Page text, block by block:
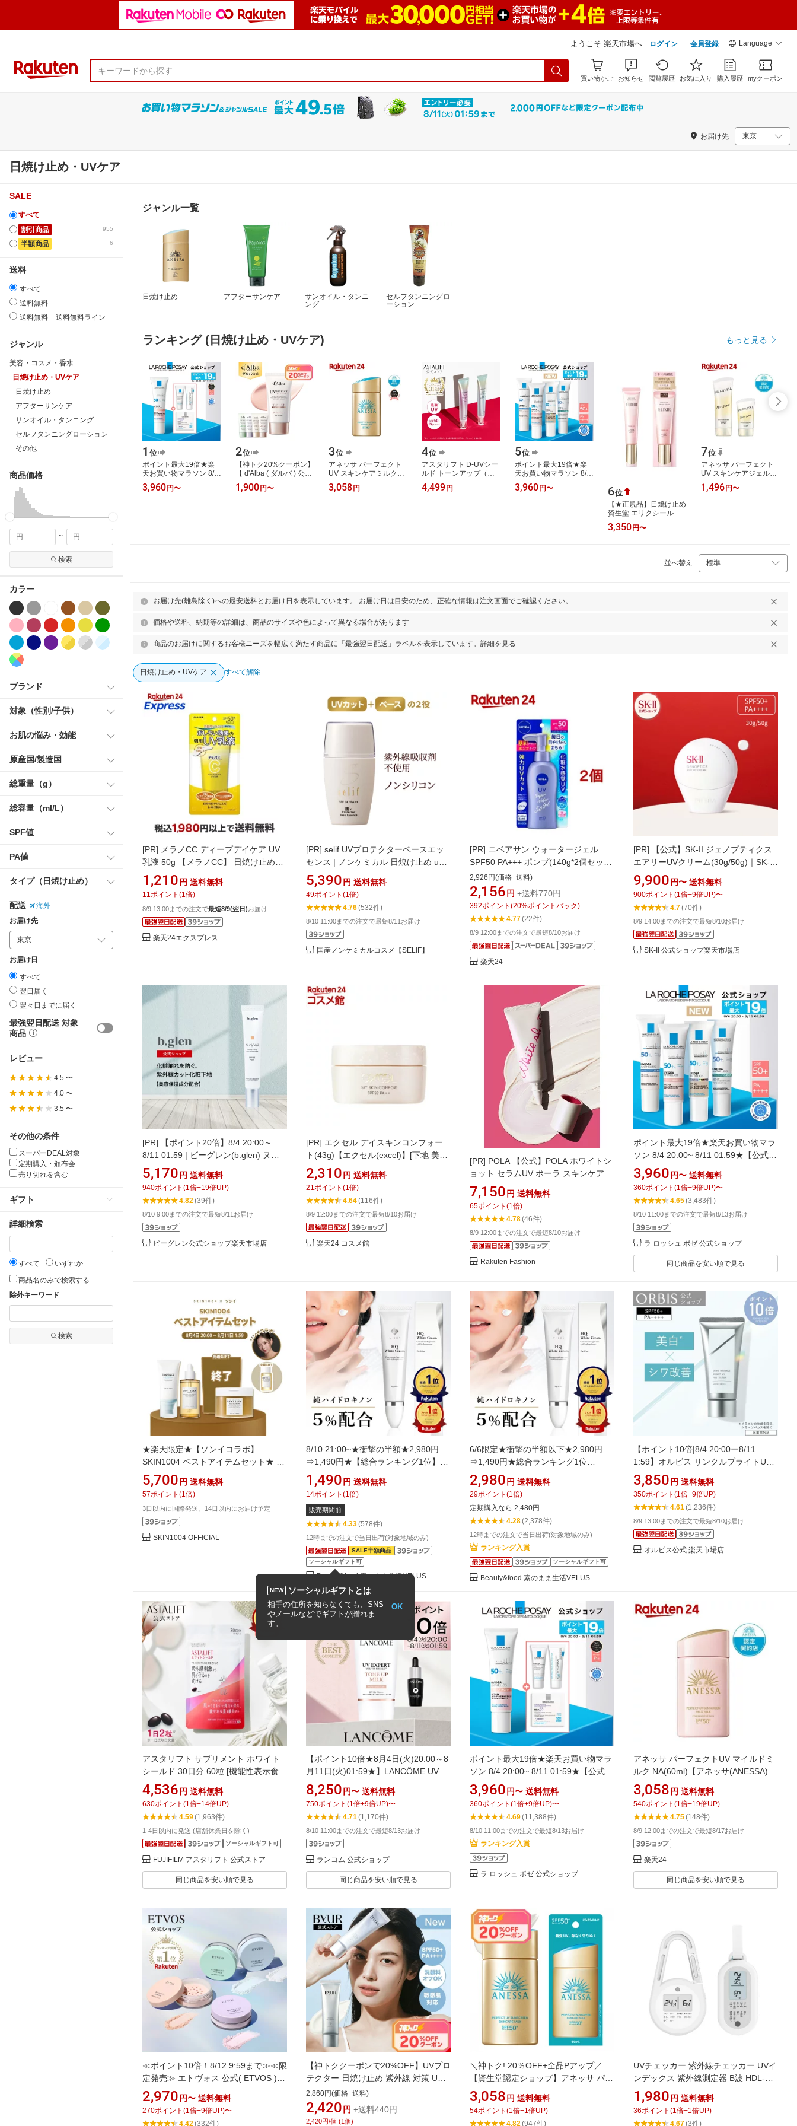
ようこそ 楽天市場へ ログイン 会員登録 Language
買い物かご お知らせ 閲覧履歴 お気に入り 購入履歴 myクーポン
お届け先
日焼け止め・UVケア
SALE
すべて
955
割引商品
6
半額商品
送料
すべて
送料無料
送料無料 + 送料無料ライン
ジャンル
美容・コスメ・香水
日焼け止め・UVケア
日焼け止め
アフターサンケア
サンオイル・タンニング
セルフタンニングローション
その他
商品価格
~
検索
カラー
ブランド
対象（性別/子供）
お肌の悩み・効能
原産国/製造国
総重量（g）
総容量（ml/L）
SPF値
PA値
タイプ（日焼け止め）
配送
海外
お届け先
お届け日
すべて
翌日届く
翌々日までに届く
最強翌日配送 対象
商品
レビュー
4.5 〜
4.0 〜
3.5 〜
その他の条件
スーパーDEAL対象
定期購入・頒布会
売り切れを含む
ギフト
詳細検索
すべて
いずれか
商品名のみで検索する
除外キーワード
検索
ジャンル一覧
日焼け止め アフターサンケア
サンオイル・タンニ
ング
セルフタンニングロ
ーション
ランキング (日焼け止め・UVケア) もっと見る
1 位
ポイント最大19倍★楽
天お買い物マラソン 8/4
20:00~ 8/11
01:59★【公式】楽天限
3,960 円〜
2位
【神トク20%クーポン】
【 d'Alba ( ダルバ ) 公式
】【 選べる トーンアッ
プUV下地 SPF50+
1,900 円〜
3位
アネッサ パーフェクト
UV スキンケアミルク
NA(60ml)【アネッサ
(ANESSA)】[UVミルク
3,058 円
4位
アスタリフト D-UVシー
ルド トーンアップ（全2
色）30g [SPF50+ /
PA++++]【FUJIFILM 公
4,499 円
5位
ポイント最大19倍★楽
天お買い物マラソン 8/4
20:00~ 8/11
01:59★【公式】UVイデ
3,960 円〜 6位
【★正規品】日焼け止め
資生堂 エリクシール シ
ュペリエル デーケアレ
ボリューション トーン
3,350円〜
7位
アネッサ パーフェクト
UV スキンケアジェル
NB(40g or 90g)【アネッ
サ(ANESSA)】[日焼け止
1,496 円〜
並べ替え
お届け先(離島除く)への最安送料とお届け日を表示しています。 お届け日は目安のため、正確な情報は注文画面でご確認ください。
価格や送料、納期等の詳細は、商品のサイズや色によって異なる場合があります
商品のお届けに関するお客様ニーズを幅広く満たす商品に「最強翌日配送」ラベルを表示しています。 詳細を見る
日焼け止め・UVケア すべて解除
[PR] メラノCC ディープデイケア UV
乳液 50g 【メラノCC】 日焼け止めミ
ルク
1,210円 送料無料
11 ポイント (1 倍)
8/9 13:00までの注文で最短8/9(翌日)お届け
楽天24エクスプレス
[PR] selif UVプロテクターベースエッ
センス | ノンケミカル 日焼け止め uv
ベース アルコールフリー エイジング
ケア 紫外線吸収剤不使用 合成界面活
性剤不使用 敏感肌 化粧下地 ニキビ 乾
燥肌 アトピー 子供 敏感肌 無添加 オー
ガニック
5,390円 送料無料
49ポイント (1 倍)
4.76(532件)
8/10 11:00までの注文で最短8/11お届け
国産ノンケミカルコスメ【SELIF】
[PR] ニベアサン ウォータージェル
SPF50 PA+++ ポンプ(140g*2個セッ
ト)【ニベア】[日焼け止め 下地 uv uv
カット UVケア 保湿 保湿]
2,926円(価格+送料)
2,156円 +送料770円
392ポイント (20%ポイントバック)
4.77(22件)
8/9 12:00までの注文で最短8/10お届け
楽天24
[PR]
【公式】SK-II ジェノプティクス
エアリーUVクリーム(30g/50g)｜SK-2
/ SK-II（エスケーツー） 正規品 送料無
料 SK2 SKII UVケア スキンケア トー
ンアップ 下地 誕生日 女性 化粧品 コス
メ 妻 誕生日 化粧下地 ベース uv ケア
紫外線対策
9,900円〜 送料無料
900ポイント (1 倍+9倍UP)〜
4.7(70件)
8/9 14:00までの注文で最短8/10お届け
SK-II 公式ショップ楽天市場店
[PR]
【ポイント20倍】8/4 20:00～
8/11 01:59 | ビーグレン(b.glen) ヌー
ディーヴェール 化粧下地 20g UVカッ
ト 日焼け止め SPF36, PA++ 美容保湿
成分配合 ヒアルロン酸 コラーゲン 紫
外線 日焼け シミ ソバカス コスメ スキ
ンケア 化粧品（公式ショップ）
5,170円 送料無料
940ポイント (1 倍+19倍UP)
4.82 (39件)
8/10 9:00までの注文で最短8/11お届け
ビーグレン公式ショップ楽天市場店
[PR] エクセル デイスキンコンフォー
ト(43g)【エクセル(excel)】[下地 美容
液 クリーム UV ツヤ肌]
2,310円 送料無料
21 ポイント (1 倍)
4.64(116件)
8/9 12:00までの注文で最短8/10お届け
楽天24 コスメ館
[PR] POLA 【公式】POLA ホワイトシ
ョット セラムUV ポーラ スキンケア
日焼け止め・UVケア【送料無料】
7,150円 送料無料
65ポイント (1 倍)
4.78(46件)
8/9 12:00までの注文で最短8/10お届け
Rakuten Fashion
ポイント最大19倍★楽天お買い物マラ
ソン 8/4 20:00~ 8/11 01:59★【公式】
UVイデア XL プロテクショントーンア
ップ ホワイト/ローズ+/クリア/ティン
ト/ 単品［ 日焼け止め 化粧下地 日焼け
対策 UVケア SPF 50+ 乳液 くすみ 乾
燥肌 正規品 ラ ロッシュ ポゼ ダーマコ
スメ ］
3,960円〜 送料無料
360ポイント (1 倍+9倍UP)〜
4.65(3,483件)
8/10 11:00までの注文で最短8/13お届け
ラ ロッシュ ポゼ 公式ショップ
同じ商品を安い順で見る
★楽天限定★【ソンイコラボ】
SKIN1004 ベストアイテムセット★ セ
ンテラ 美容液 日焼け止め トナーパッ
ド 詰め替え用 導入美容液 クレンジン
グオイル おまけ付き
5,700円 送料無料
57ポイント (1 倍)
3日以内に国際発送、14日以内にお届け予定
SKIN1004 OFFICIAL
8/10 21:00~★衝撃の半額★2,980円
⇒1,490円★【総合ランキング1位】
VELUS ハイドロキノン ハイドロキノ
ンクリーム 純ハイドロキノン 5% シカ
脇 ヒト幹細胞 ビタミンC誘導体 グリ
チルリチン酸 美容液 低刺激 顔 最強 し
みとりクリーム くすみ 黒ずみ ニキビ
跡 色素沈着
1,490円 送料無料
14ポイント (1 倍)
販売期間前
4.33(578件)
12時までの注文で当日出荷(対象地域のみ)
SALE半額商品
ソーシャルギフト可
Beauty&food 素のまま生活VELUS
6/6限定★衝撃の半額以下★2,980円
⇒1,490円★総合ランキング1位
★VELUS ハイドロキノン ハイドロキ
ノンクリーム 純ハイドロキノン 5% シ
カ 脇 ヒト幹細胞 ビタミンC誘導体 グ
リチルリチン酸 美容液 低刺激 クリー
ム フェイスクリーム 顔 最強 消す クリ
ーム ニキビ跡
2,980円 送料無料
29ポイント (1 倍)
定期購入なら 2,480円
4.28(2,378件)
12時までの注文で当日出荷(対象地域のみ)
ランキング入賞
ソーシャルギフト可
Beauty&food 素のまま生活VELUS
【ポイント10倍|8/4 20:00ー8/11
1:59】オルビス リンクルブライトUV
プロテクター 日焼け止め シミ予防 シ
ワ改善 美白 UVケア 日焼け対策 うる
おい 低刺激 敏感肌 PA++++ SPF50+
ORBIS
3,850円 送料無料
350ポイント (1 倍+9倍UP)
4.61 (1,236件)
8/9 13:00までの注文で最短8/10お届け
オルビス公式 楽天市場店
アスタリフト サプリメント ホワイト
シールド 30日分 60粒 [機能性表示食
品]【FUJIFILM 公式】| サプリ アスタ
キサンチン 紫外線 紫外線対策 UVケア
ケア uv リコピン コラーゲン ビタミン
C ビタミンE 飲む 肌 乾燥 富士フイル
ム ASTALIFT
4,536円 送料無料
630ポイント (1 倍+14倍UP)
4.59(1,963件)
1-4日以内に発送 (店舗休業日を除く)
ソーシャルギフト可
FUJIFILM アスタリフト 公式ストア
同じ商品を安い順で見る
【ポイント10倍★8月4日(火)20:00～8
月11日(火)01:59★】LANCÔME UV エ
クスペール トーン アップ ローズ N
30mL 50mL SPF50+PA++++ 日焼け止
め 化粧下地 顔 トーンアップ 下地 敏感
肌 BB n カラー UVカット ランコム 正
規品 誕生日 化粧品 ベースメイク 毛穴
くすみ
8,250円〜 送料無料
750ポイント (1 倍+9倍UP)〜
4.71 (1,170件)
8/10 11:00までの注文で最短8/13お届け
ランコム 公式ショップ
同じ商品を安い順で見る
ポイント最大19倍★楽天お買い物マラ
ソン 8/4 20:00~ 8/11 01:59★【公式】
楽天限定★トーンアップUV 人気サン
プルキット / 30mL / ローズ＋ / ホワイ
ト / クリア / ティント / ローズ＋ BIG
サイズ 50mL / 無香料 / 日焼け止め /
SPF 50+ / 正規品/ ダーマコスメ
3,960円〜 送料無料
360ポイント (1 倍+9倍UP)〜
4.69(11,388件)
8/10 11:00までの注文で最短8/13お届け
ランキング入賞
ラ ロッシュ ポゼ 公式ショップ
アネッサ パーフェクトUV マイルドミ
ルク NA(60ml)【アネッサ(ANESSA)】
[日焼け止めミルク 紫外線対策 軽い使
用感]
3,058円 送料無料
540ポイント (1 倍+19倍UP)
4.75(148件)
8/9 12:00までの注文で最短8/17お届け
楽天24
同じ商品を安い順で見る
≪ポイント10倍！8/12 9:59まで≫≪限
定発売≫ エトヴォス 公式( ETVOS )
セラミド フェイスパウダー UV 日焼け
止め パウダー 紫外線カット 石けんオ
フ 《2026年版》 「 ミネラルUVパウ
2,970円〜 送料無料
270ポイント (1 倍+9倍UP)〜
4.42 (332件)
【神トククーポンで20%OFF】UVプロ
テクター 日焼け止め 紫外線 対策 UV
カット 透明 白くならない 仕込み 美容
液UV ブルーライトカット 花粉 ホコリ
酸化皮脂 スキンケア 石けんオフ バイ
2,860円(価格+送料)
2,420円 +送料440円
2,420円/個 (1個)
＼神トク! 20％OFF+全品Pアップ／
【資生堂認定ショップ】アネッサ パー
フェクトUV スキンケアミルク NA 50+
PA++++ 60mL【ANESSA(anessa)】
3,058円 送料無料
54ポイント (1 倍+1 倍UP)
4.82 (947件)
UVチェッカー 紫外線チェッカー UVイ
ンデックス 紫外線測定器 B波 HDL-
2956 HDL-2963 自由研究 送料無料
1,980円 送料無料
36ポイント (1 倍+1 倍UP)
4.67(3件)
NEW ソーシャルギフトとは
相手の住所を知らなくても、SNS
やメールなどでギフトが贈れま
す。
OK